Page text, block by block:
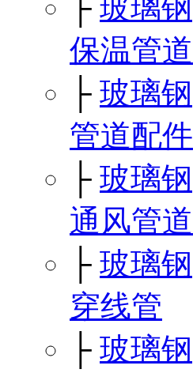
├ 玻璃钢
保温管道
├ 玻璃钢
管道配件
├ 玻璃钢
通风管道
├ 玻璃钢
穿线管
├ 玻璃钢